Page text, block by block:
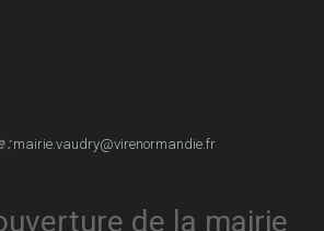
:mairie.vaudry@virenormandie.fr
de la mairie